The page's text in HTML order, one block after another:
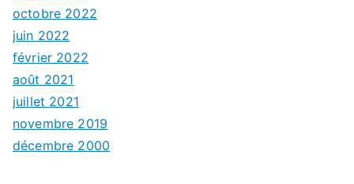
octobre 2022
juin 2022
février 2022
août 2021
juillet 2021
novembre 2019
décembre 2000